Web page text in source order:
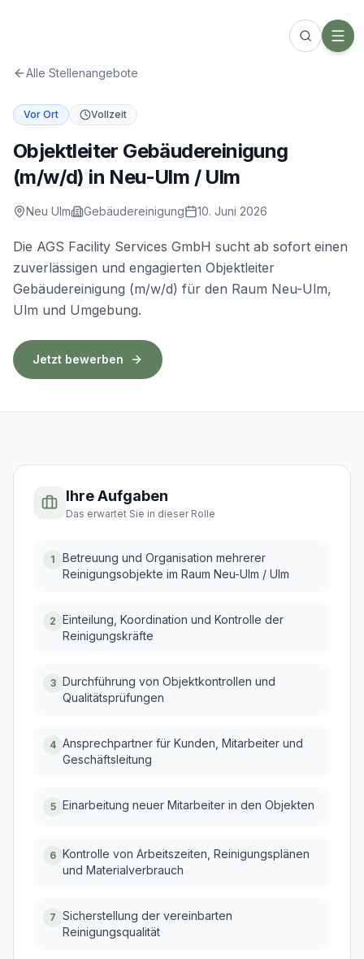
Alle Stellenangebote
Vor Ort Vollzeit
Objektleiter Gebäudereinigung
(m/w/d) in Neu-Ulm / Ulm
Neu Ulm Gebäudereinigung 10. Juni 2026
Die AGS Facility Services GmbH sucht ab sofort einen
zuverlässigen und engagierten Objektleiter
Gebäudereinigung (m/w/d) für den Raum Neu-Ulm,
Ulm und Umgebung.
Jetzt bewerben
Ihre Aufgaben
Das erwartet Sie in dieser Rolle
1
Betreuung und Organisation mehrerer
Reinigungsobjekte im Raum Neu-Ulm / Ulm
2 Einteilung, Koordination und Kontrolle der
Reinigungskräfte
3 Durchführung von Objektkontrollen und
Qualitätsprüfungen
4 Ansprechpartner für Kunden, Mitarbeiter und
Geschäftsleitung
5 Einarbeitung neuer Mitarbeiter in den Objekten
6 Kontrolle von Arbeitszeiten, Reinigungsplänen
und Materialverbrauch
7 Sicherstellung der vereinbarten
Reinigungsqualität